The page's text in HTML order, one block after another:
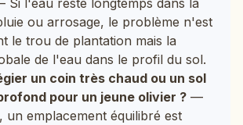
ou arrosage, le problème n'est
le trou de plantation mais la
de l'eau dans le profil du sol.
un coin très chaud ou un sol
pour un jeune olivier ? —
un emplacement équilibré est